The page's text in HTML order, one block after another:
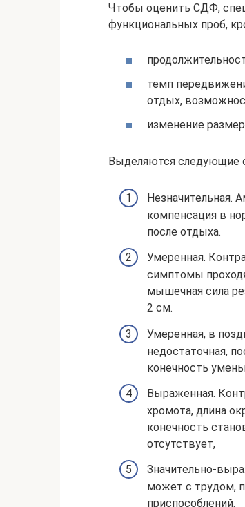
Чтобы оценить СДФ,
функциональных проб,
темп
отдых,
изменение
Выделяются следующие
Незначительная.
компенсация в
после отдыха.
Умеренная.
симптомы
мышечная сила
2 см.
Умеренная, в
недостаточная,
конечность
Выраженная.
хромота, длина
конечность
отсутствует,
Значительно-
может с трудом,
приспособлений.